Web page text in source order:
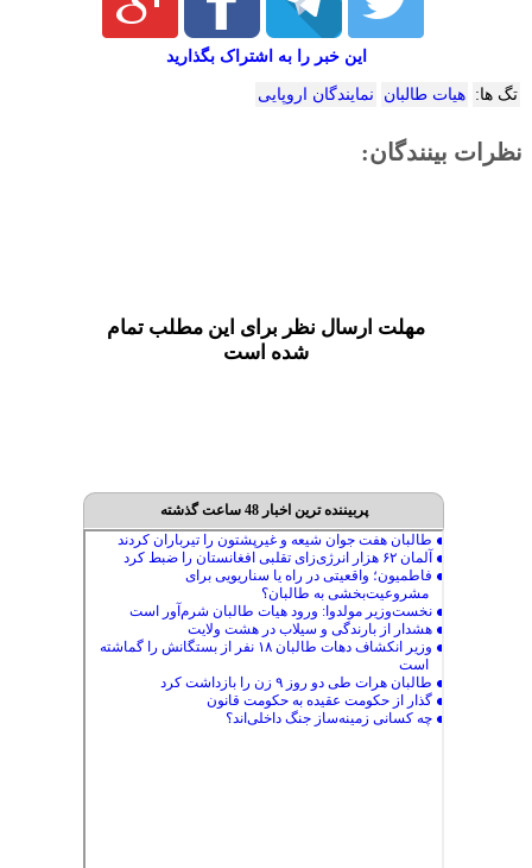
این خبر را به اشتراک بگذارید
تگ ها: هیات طالبان نمایندگان اروپایی
نظرات بینندگان:
مهلت ارسال نظر برای این مطلب تمام
شده است
پربیننده ترین اخبار 48 ساعت گذشته